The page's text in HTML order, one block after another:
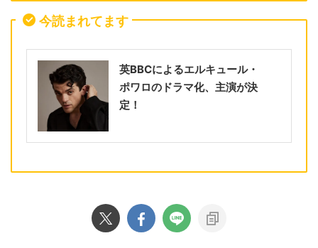
今読まれてます
英BBCによるエルキュール・
ポワロのドラマ化、主演が決
定！